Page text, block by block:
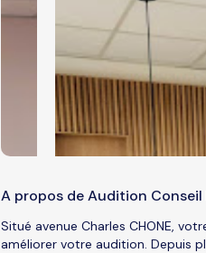
A propos de Audition Conseil
Situé avenue Charles CHONE,
améliorer votre audition. Depuis